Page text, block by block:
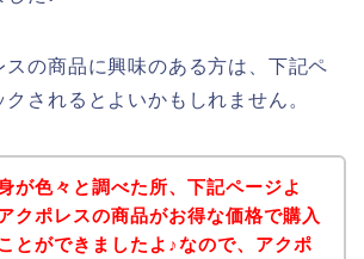
スの商品に興味のある方は、下記ペ
されるとよいかもしれません。
が色々と調べた所、下記ページよ
クポレスの商品がお得な価格で購入
とができましたよ♪なので、アクポ